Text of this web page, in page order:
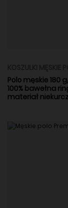
Polo męskie 180
100% bawełna
materiał